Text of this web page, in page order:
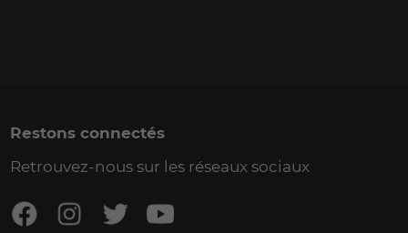
Restons connectés
Retrouvez-nous sur les réseaux sociaux